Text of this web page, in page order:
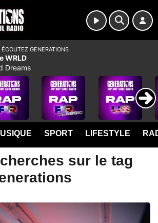
SPORT LIFESTYLE
sur le tag
ÉCOUTEZ GENERATIONS
WRLD
Dreams